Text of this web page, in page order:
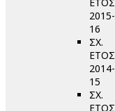
ΕΤΟΣ
2015-
16
ΣΧ.
ΕΤΟΣ
2014-
15
ΣΧ.
ΕΤΟΣ